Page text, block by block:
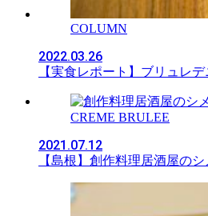
COLUMN
2022.03.26
【実食レポート】ブリュレ
CREME BRULEE
2021.07.12
【島根】創作料理居酒屋の